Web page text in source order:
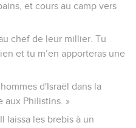
et cours au camp vers
chef de leur millier. Tu
et tu m’en apporteras une
d'Israël dans la
aux Philistins. »
laissa les brebis à un